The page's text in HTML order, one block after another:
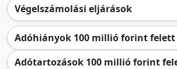
Végelszámolási eljárások
Adóhiányok 100 millió forint felett
Adótartozások 100 millió forint